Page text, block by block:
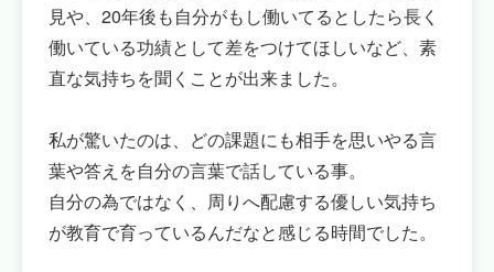
見や、20年後も自分がもし働いてるとしたら長く
働いている功績として差をつけてほしいなど、素
直な気持ちを聞くことが出来ました。
私が驚いたのは、どの課題にも相手を思いやる言
葉や答えを自分の言葉で話している事。
自分の為ではなく、周りへ配慮する優しい気持ち
が教育で育っているんだなと感じる時間でした。